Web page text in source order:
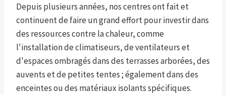
Depuis plusieurs années, nos centres ont fait et
continuent de faire un grand effort pour investir dans
des ressources contre la chaleur, comme
l'installation de climatiseurs, de ventilateurs et
d'espaces ombragés dans des terrasses arborées, des
auvents et de petites tentes ; également dans des
enceintes ou des matériaux isolants spécifiques.